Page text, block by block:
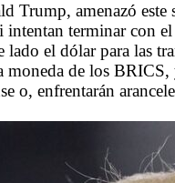
Trump, amenazó
intentan terminar
el dólar para las
de los
o, enfrentarán